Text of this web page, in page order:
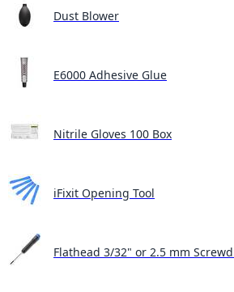
Dust Blower
E6000 Adhesive Glue
Nitrile Gloves 100 Box
iFixit Opening Tool
Flathead 3/32" or 2.5 mm